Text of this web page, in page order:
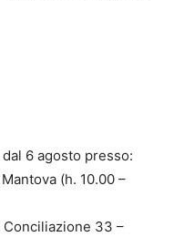
6 agosto presso:
(h. 10.00 –
Conciliazione 33 –